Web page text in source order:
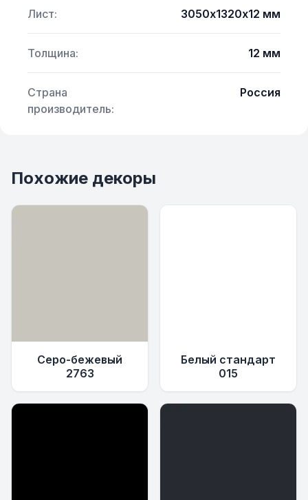
Лист: 3050х1320х12 мм
Толщина: 12 мм
Страна
производитель:
Россия
Похожие декоры
Серо-бежевый
2763
Белый стандарт
015